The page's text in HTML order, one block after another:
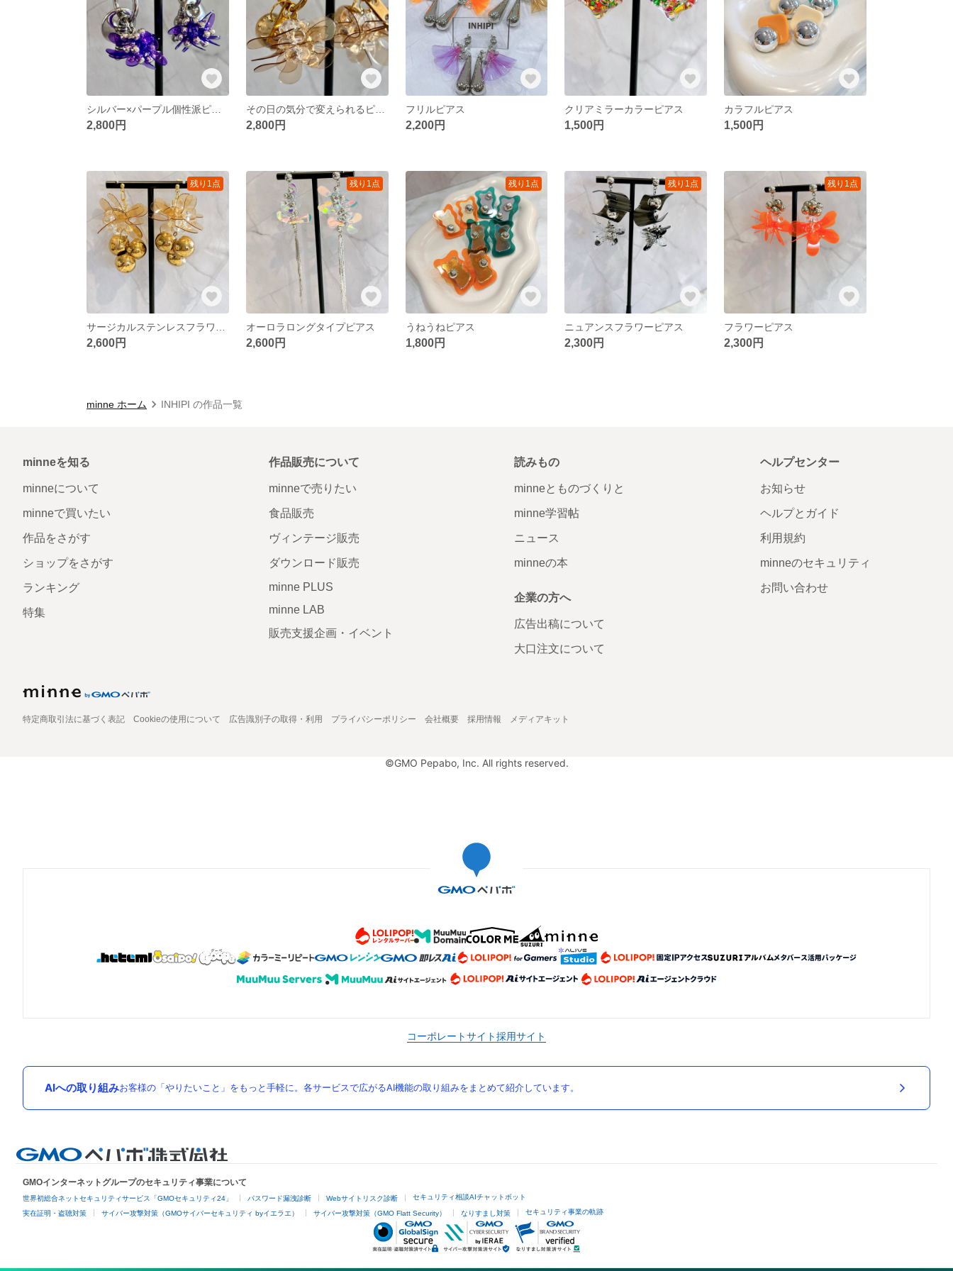
2,800円
その日の気分で変えられるピアス
2,800円
フリルピアス
2,200円
クリアミラーカラーピアス
1,500円
カラフルピアス
1,500円
残り1点
2,600円
残り1点
オーロラロングタイプピアス
2,600円
残り1点
うねうねピアス
1,800円
残り1点
ニュアンスフラワーピアス
2,300円
残り1点
フラワーピアス
2,300円
minne ホーム INHIPI の作品一覧
minneを知る
minneについて
minneで買いたい
作品をさがす
ショップをさがす
ランキング
特集
作品販売について
minneで売りたい
食品販売
ヴィンテージ販売
ダウンロード販売
minne PLUS
minne LAB
販売支援企画・イベント
読みもの
minneとものづくりと
minne学習帖
ニュース
minneの本
企業の方へ
広告出稿について
大口注文について
ヘルプセンター
お知らせ
ヘルプとガイド
利用規約
minneのセキュリティ
お問い合わせ
特定商取引法に基づく表記 Cookieの使用について 広告識別子の取得・利用 プライバシーポリシー 会社概要 採用情報 メディアキット
©GMO Pepabo, Inc. All rights reserved.
コーポレートサイト採用サイト
AIへの取り組みお客様の「やりたいこと」をもっと手軽に。各サービスで広がるAI機能の取り組みをまとめて紹介しています。
GMOインターネットグループのセキュリティ事業について
世界初総合ネットセキュリティサービス「GMOセキュリティ24」 パスワード漏洩診断 Webサイトリスク診断 セキュリティ相談AIチャットボット
実在証明・盗聴対策 サイバー攻撃対策（GMOサイバーセキュリティ byイエラエ） サイバー攻撃対策（GMO Flatt Security） なりすまし対策 セキュリティ事業の軌跡